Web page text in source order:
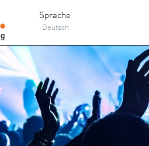
Sprache
Deutsch